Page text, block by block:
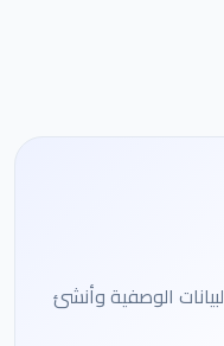
الوصفية وأنشئ